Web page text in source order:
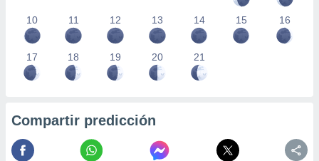
10 11 12 13 14 15 16
17 18 19 20 21
Compartir predicción